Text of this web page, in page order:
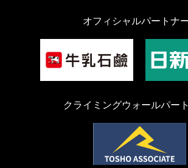
オフィシャルパートナ
クライミングウォールパー